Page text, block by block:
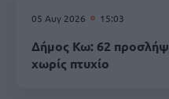
05 Αυγ 2026 15:03
Δήμος Κω: 62
χωρίς πτυχίο